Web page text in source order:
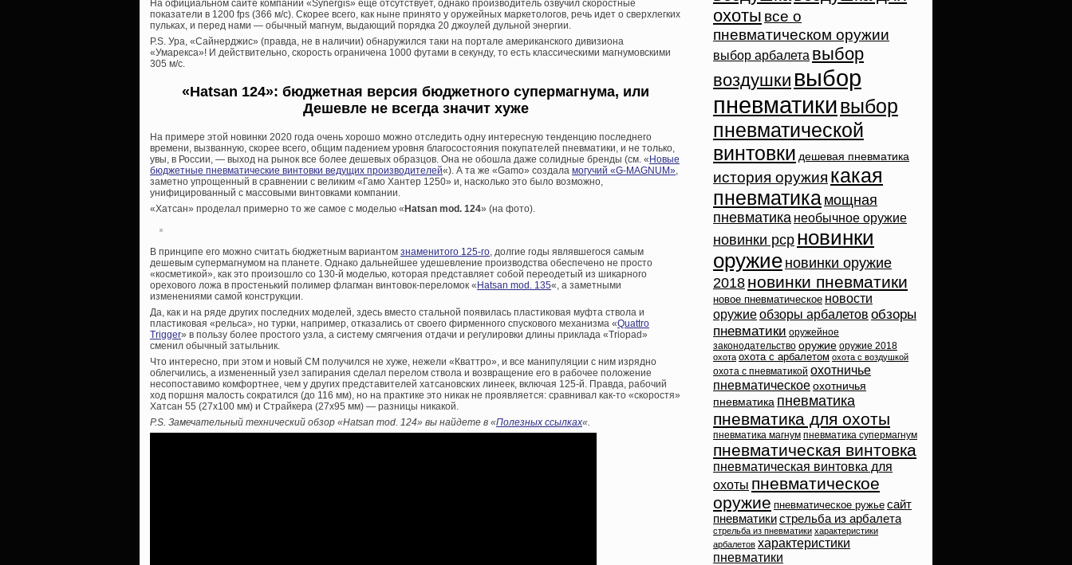
На официальном сайте компании «Synergis» еще отсутствует, однако производитель озвучил скоростные
показатели в 1200 fps (366 м/с). Скорее всего, как ныне принято у оружейных маркетологов, речь идет о сверхлегких
пульках, и перед нами — обычный магнум, выдающий порядка 20 джоулей дульной энергии.
P.S. Ура, «Сайнерджис» (правда, не в наличии) обнаружился таки на портале американского дивизиона
«Умарекса»! И действительно, скорость ограничена 1000 футами в секунду, то есть классическими магнумовскими
305 м/с.
«Hatsan 124»: бюджетная версия бюджетного супермагнума, или
Дешевле не всегда значит хуже
На примере этой новинки 2020 года очень хорошо можно отследить одну интересную тенденцию последнего
времени, вызванную, скорее всего, общим падением уровня благосостояния покупателей пневматики, и не только,
увы, в России, — выход на рынок все более дешевых образцов. Она не обошла даже солидные бренды (см. «Новые
бюджетные пневматические винтовки ведущих производителей«). А та же «Gamo» создала могучий «G-MAGNUM»
заметно упрощенный в сравнении с великим «Гамо Хантер 1250» и, насколько это было возможно,
унифицированный с массовыми винтовками компании.
«Хатсан» проделал примерно то же самое с моделью «Hatsan mod. 124» (на фото).
В принципе его можно считать бюджетным вариантом знаменитого 125-го , долгие годы являвшегося самым
дешевым супермагнумом на планете. Однако дальнейшее удешевление производства обеспечено не просто
«косметикой», как это произошло со 130-й моделью, которая представляет собой переодетый из шикарного
орехового ложа в простенький полимер флагман винтовок-переломок «Hatsan mod. 135«, а заметными
изменениями самой конструкции.
Да, как и на ряде других последних моделей, здесь вместо стальной появилась пластиковая муфта ствола и
пластиковая «рельса», но турки, например, отказались от своего фирменного спускового механизма «Quattro
Trigger» в пользу более простого узла, а систему смягчения отдачи и регулировки длины приклада «Triopad»
сменил обычный затыльник.
Что интересно, при этом и новый СМ получился не хуже, нежели «Кваттро», и все манипуляции с ним изрядно
облегчились, а измененный узел запирания сделал перелом ствола и возвращение его в рабочее положение
несопоставимо комфортнее, чем у других представителей хатсановских линеек, включая 125-й. Правда, рабочий
ход поршня малость сократился (до 116 мм), но на практике это никак не проявляется: сравнивал как-то «скоростя»
Хатсан 55 (27х100 мм) и Страйкера (27х95 мм) — разницы никакой.
P.S. Замечательный технический обзор «Hatsan mod. 124» вы найдете в «Полезных ссылках«.
охоты все о
пневматическом оружии
выбор арбалета выбор
воздушки выбор
пневматикивыбор
пневматической
винтовки дешевая пневматика
история оружия какая
пневматика мощная
пневматика необычное оружие
новинки pcp новинки
оружие новинки оружие
2018 новинки пневматики
новое пневматическое новости
оружиеобзоры арбалетов обзоры
пневматики оружейное
законодательство оружие оружие 2018
охота охота с арбалетом охота с воздушкой
охота с пневматикой охотничье
пневматическое охотничья
пневматика пневматика
пневматика для охоты
пневматика магнум пневматика супермагнум
пневматическая винтовка
пневматическая винтовка для
охоты пневматическое
оружие пневматическое ружье сайт
пневматикистрельба из арбалета
стрельба из пневматики характеристики
арбалетов характеристики
пневматики